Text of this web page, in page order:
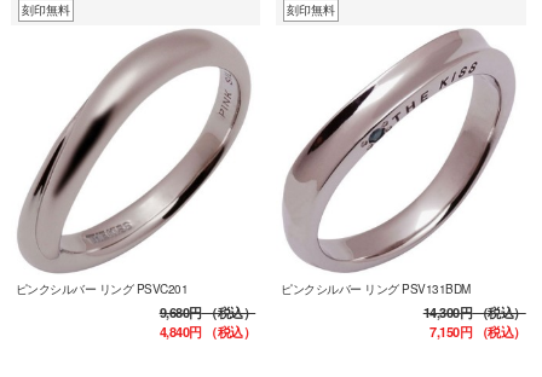
刻印無料
ピンクシルバー リング PSVC201
9,680円（税込）
4,840円（税込）
刻印無料
ピンクシルバー リング PSV131BDM
14,300円（税込）
7,150円（税込）